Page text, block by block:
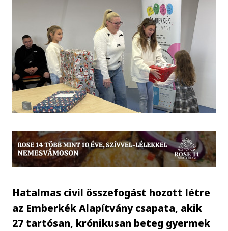
Hatalmas civil összefogást hozott létre
az Emberkék Alapítvány csapata, akik
27 tartósan, krónikusan beteg gyermek